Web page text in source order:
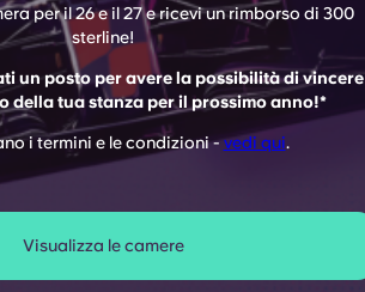
per il 26 e il 27 e ricevi un rimborso di 300
sterline!
un posto per avere la possibilità di vincere
della tua stanza per il prossimo anno!*
i termini e le condizioni -vedi qui.
Visualizza le camere